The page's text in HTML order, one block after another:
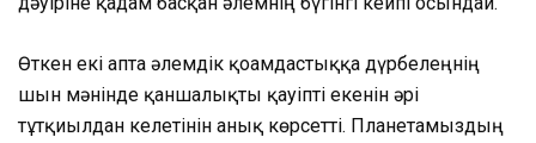
Өткен екі апта әлемдік қоғамдастыққа дүрбелеңнің
шын мәнінде қаншалықты қауіпті екенін әрі
тұтқиылдан келетінін анық көрсетті. Планетамыздың